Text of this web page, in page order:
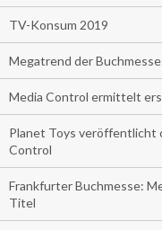
TV-Konsum 2019
Megatrend der
Media Control ermittelt
Planet Toys veröffentlicht
Control
Frankfurter Buchmesse:
Titel